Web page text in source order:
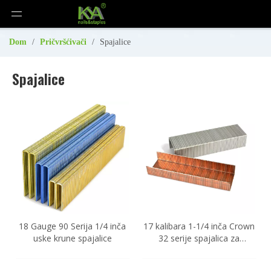
Dom / Pričvršćivači / Spajalice
Spajalice
18 Gauge 90 Serija 1/4 inča
uske krune spajalice
17 kalibara 1-1/4 inča Crown
32 serije spajalica za